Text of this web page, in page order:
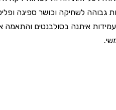
בעלת עמידות גבוהה לשחיקה וכושר ספיגה
איתנה בסולבנטים והתאמה